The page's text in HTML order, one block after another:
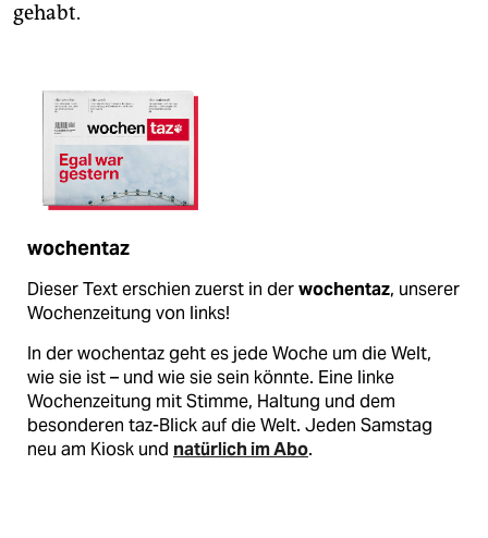
gehabt.
wochentaz
Dieser Text erschien zuerst in derwochentaz, unserer
Wochenzeitung von links!
In der wochentaz geht es jede Woche um die Welt,
wie sie ist – und wie sie sein könnte. Eine linke
Wochenzeitung mit Stimme, Haltung und dem
besonderen taz-Blick auf die Welt. Jeden Samstag
neu am Kiosk und natürlich im Abo.